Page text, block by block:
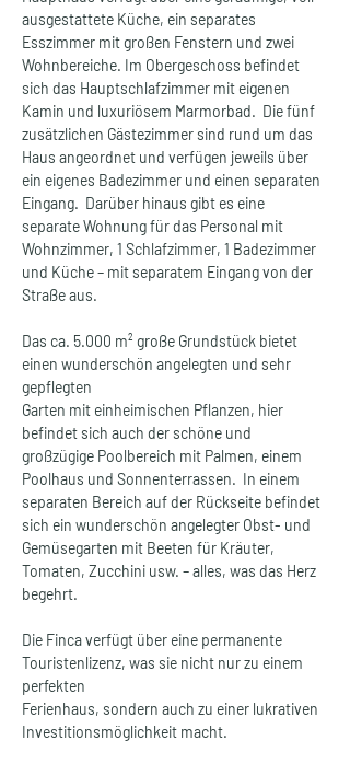
ausgestattete Küche, ein separates
Esszimmer mit großen Fenstern und zwei
Wohnbereiche. Im Obergeschoss befindet
sich das Hauptschlafzimmer mit eigenen
Kamin und luxuriösem Marmorbad.  Die fünf
zusätzlichen Gästezimmer sind rund um das
Haus angeordnet und verfügen jeweils über
ein eigenes Badezimmer und einen separaten
Eingang.  Darüber hinaus gibt es eine
separate Wohnung für das Personal mit
Wohnzimmer, 1 Schlafzimmer, 1 Badezimmer
und Küche – mit separatem Eingang von der
Straße aus.
Das ca. 5.000 m² große Grundstück bietet
einen wunderschön angelegten und sehr
gepflegten
Garten mit einheimischen Pflanzen, hier
befindet sich auch der schöne und
großzügige Poolbereich mit Palmen, einem
Poolhaus und Sonnenterrassen.  In einem
separaten Bereich auf der Rückseite befindet
sich ein wunderschön angelegter Obst- und
Gemüsegarten mit Beeten für Kräuter,
Tomaten, Zucchini usw. – alles, was das Herz
begehrt.
Die Finca verfügt über eine permanente
Touristenlizenz, was sie nicht nur zu einem
perfekten
Ferienhaus, sondern auch zu einer lukrativen
Investitionsmöglichkeit macht.